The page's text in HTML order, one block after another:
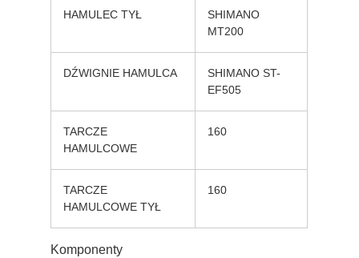
HAMULEC TYŁ
SHIMANO
MT200
DŹWIGNIE HAMULCA
SHIMANO ST-
EF505
TARCZE
HAMULCOWE
160
TARCZE
HAMULCOWE TYŁ
160
Komponenty